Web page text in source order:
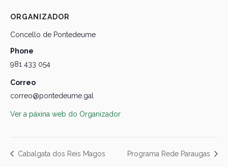
ORGANIZADOR
Concello de Pontedeume
Phone
981 433 054
Correo
correo@pontedeume.gal
Ver a páxina web do Organizador
Cabalgata dos Reis Magos Programa Rede Paraugas